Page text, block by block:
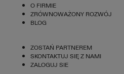
O FIRMIE
ZRÓWNOWAŻONY ROZWÓJ
BLOG
ZOSTAŃ PARTNEREM
SKONTAKTUJ SIĘ Z NAMI
ZALOGUJ SIE